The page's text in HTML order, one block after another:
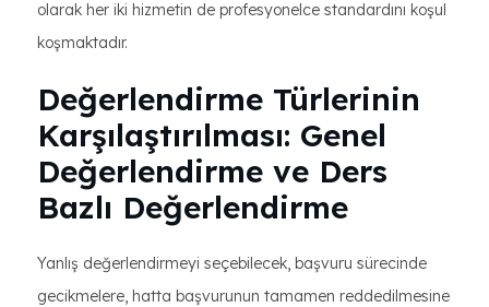
olarak her iki hizmetin de profesyonelce standardını koşul
koşmaktadır.
Değerlendirme Türlerinin
Karşılaştırılması: Genel
Değerlendirme ve Ders
Bazlı Değerlendirme
Yanlış değerlendirmeyi seçebilecek, başvuru sürecinde
gecikmelere, hatta başvurunun tamamen reddedilmesine